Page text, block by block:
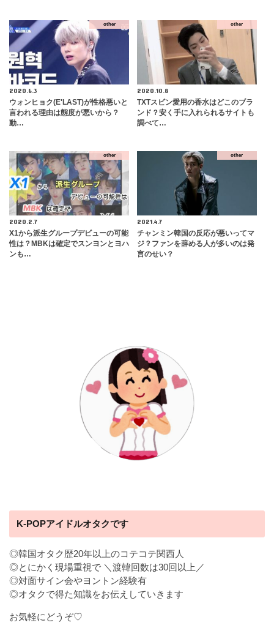
other
2020.6.3
ウォンヒョク(E'LAST)が性格悪いと
言われる理由は態度が悪いから？
動…
other
2020.10.8
TXTスビン愛用の香水はどこのブラ
ンド？安く手に入れられるサイトも
調べて…
other
2020.2.7
X1から派生グループデビューの可能
性は？MBKは確定でスンヨンとヨハ
ンも…
other
2021.4.7
チャンミン韓国の反応が悪いってマ
ジ？ファンを辞める人が多いのは発
言のせい？
K-POPアイドルオタクです
◎韓国オタク歴20年以上のコテコテ関西人
◎とにかく現場重視で ＼渡韓回数は30回以上／
◎対面サイン会やヨントン経験有
◎オタクで得た知識をお伝えしていきます
お気軽にどうぞ♡